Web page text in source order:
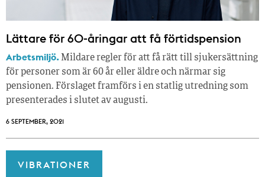
Lättare för 60-åringar att få förtidspension
Arbetsmiljö. Mildare regler för att få rätt till sjukersättning
för personer som är 60 år eller äldre och närmar sig
pensionen. Förslaget framförs i en statlig utredning som
presenterades i slutet av augusti.
6 SEPTEMBER, 2021
VIBRATIONER